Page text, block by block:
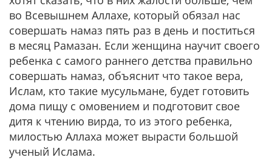
во Всевышнем Аллахе, который обязал нас
совершать намаз пять раз в день и поститься
в месяц Рамазан. Если женщина научит своего
ребенка с самого раннего детства правильно
совершать намаз, объяснит что такое вера,
Ислам, кто такие мусульмане, будет готовить
дома пищу с омовением и подготовит свое
дитя к чтению вирда, то из этого ребенка,
милостью Аллаха может вырасти большой
ученый Ислама.